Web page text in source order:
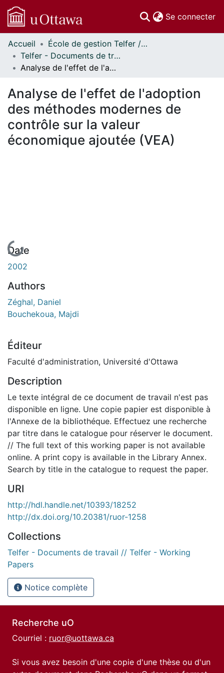
Se connecter
Communautés
et collections
Parcourir
À propos
Accueil
École de gestion Telfer // Telfer School of Management
Telfer - Documents de travail // Telfer - Working Papers
Analyse de l'effet de l'adoption des méthodes modernes de contrôle sur la valeur économique ajoutée (VEA)
Analyse de l'effet de l'adoption
des méthodes modernes de
contrôle sur la valeur
économique ajoutée (VEA)
En cours de chargement...
Date
2002
Authors
Zéghal, Daniel
Bouchekoua, Majdi
Éditeur
Faculté d'administration, Université d'Ottawa
Description
Le texte intégral de ce document de travail n'est pas
disponible en ligne. Une copie papier est disponible à
l'Annexe de la bibliothéque. Effectuez une recherche
par titre dans le catalogue pour réserver le document.
// The full text of this working paper is not available
online. A print copy is available in the Library Annex.
Search by title in the catalogue to request the paper.
URI
http://hdl.handle.net/10393/18252
http://dx.doi.org/10.20381/ruor-1258
Collections
Telfer - Documents de travail // Telfer - Working
Papers
Notice complète
Recherche uO
Courriel : ruor@uottawa.ca
Si vous avez besoin d'une copie d'une thèse ou d'un